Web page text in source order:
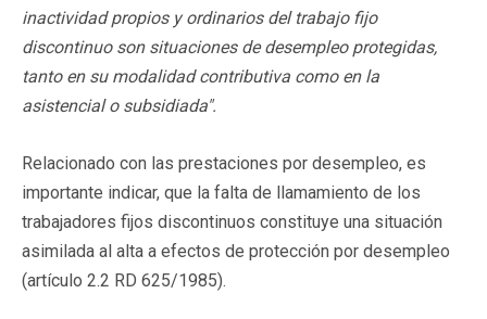
inactividad propios y ordinarios del trabajo fijo
discontinuo son situaciones de desempleo protegidas,
tanto en su modalidad contributiva como en la
asistencial o subsidiada".
Relacionado con las prestaciones por desempleo, es
importante indicar, que la falta de llamamiento de los
trabajadores fijos discontinuos constituye una situación
asimilada al alta a efectos de protección por desempleo
(artículo 2.2 RD 625/1985).